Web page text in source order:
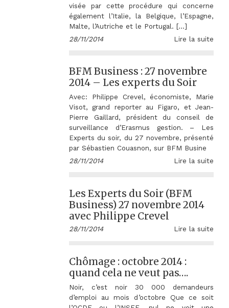
visée par cette procédure qui concerne
également l’Italie, la Belgique, l’Espagne,
Malte, l’Autriche et le Portugal. […]
28/11/2014
Lire la suite
BFM Business : 27 novembre
2014 – Les experts du Soir
Avec: Philippe Crevel, économiste, Marie
Visot, grand reporter au Figaro, et Jean-
Pierre Gaillard, président du conseil de
surveillance d’Erasmus gestion. – Les
Experts du soir, du 27 novembre, présenté
par Sébastien Couasnon, sur BFM Busine
28/11/2014
Lire la suite
Les Experts du Soir (BFM
Business) 27 novembre 2014
avec Philippe Crevel
28/11/2014 Lire la suite
Chômage : octobre 2014 :
quand cela ne veut pas….
Noir, c’est noir 30 000 demandeurs
d’emploi au mois d’octobre Que ce soit